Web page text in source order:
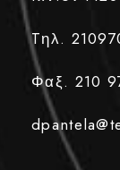
Tηλ.
Φαξ. 210